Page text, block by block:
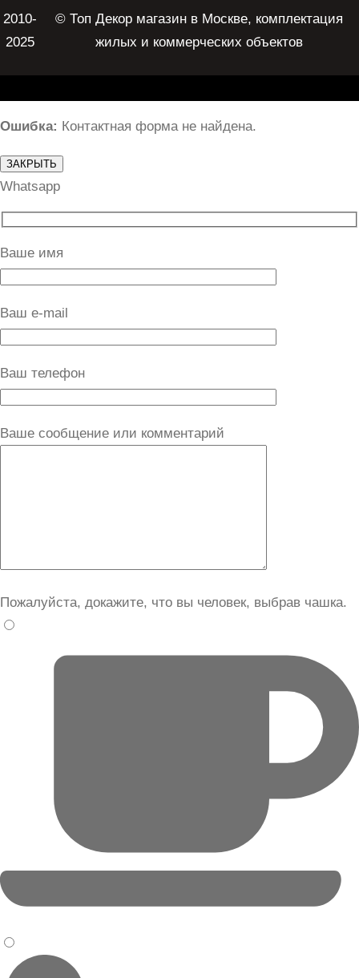
2010-
2025
© Топ Декор магазин в Москве, комплектация
жилых и коммерческих объектов
Ошибка: Контактная форма не найдена.
ЗАКРЫТЬ
Whatsapp
Ваше имя
Ваш e-mail
Ваш телефон
Ваше сообщение или комментарий
Пожалуйста, докажите, что вы человек, выбрав чашка.